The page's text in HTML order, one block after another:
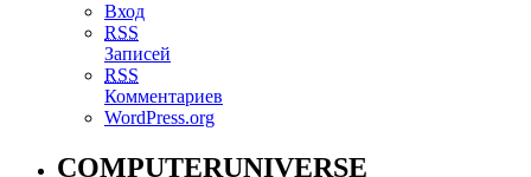
Вход
RSS
Записей
RSS
Комментариев
WordPress.org
COMPUTERUNIVERSE